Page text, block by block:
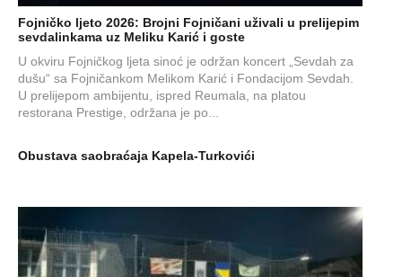
Fojničko ljeto 2026: Brojni Fojničani uživali u prelijepim
sevdalinkama uz Meliku Karić i goste
U okviru Fojničkog ljeta sinoć je održan koncert „Sevdah za
dušu“ sa Fojničankom Melikom Karić i Fondacijom Sevdah.
U prelijepom ambijentu, ispred Reumala, na platou
restorana Prestige, održana je po...
Obustava saobraćaja Kapela-Turkovići